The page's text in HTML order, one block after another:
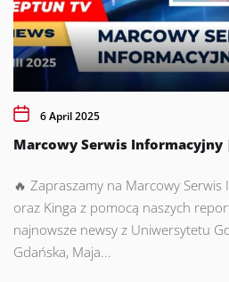
6 April 2025
Marcowy Serwis Informacyjny |
🔥 Zapraszamy na Marcowy
oraz Kinga z pomocą naszych
najnowsze newsy z Uniwersytetu
Gdańska, Maja...